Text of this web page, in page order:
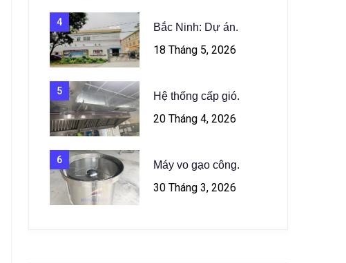
4 Bắc Ninh: Dự án.
18 Tháng 5, 2026
5 Hệ thống cấp gió.
20 Tháng 4, 2026
6 Máy vo gạo công.
30 Tháng 3, 2026